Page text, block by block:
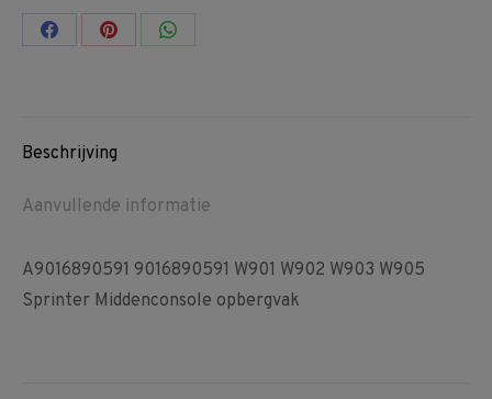
Share Share Share
Beschrijving
Aanvullende informatie
A9016890591 9016890591 W901 W902 W903 W905
Sprinter Middenconsole opbergvak